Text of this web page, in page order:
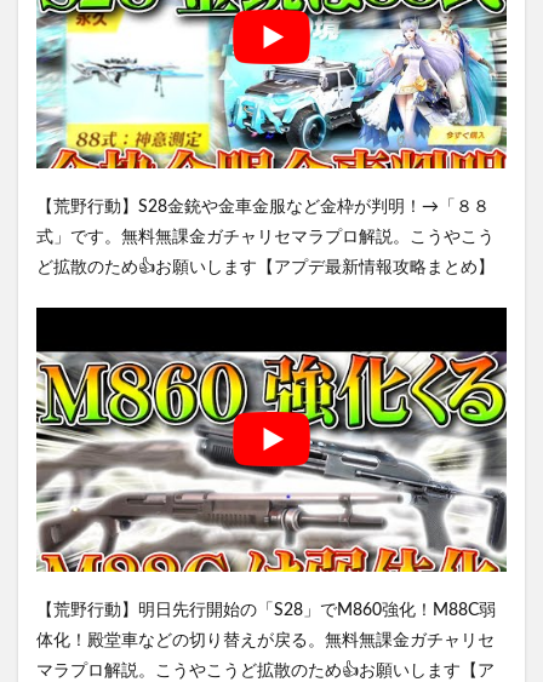
【荒野行動】S28金銃や金車金服など金枠が判明！→「８８
式」です。無料無課金ガチャリセマラプロ解説。こうやこう
ど拡散のため👍お願いします【アプデ最新情報攻略まとめ】
【荒野行動】明日先行開始の「S28」でM860強化！M88C弱
体化！殿堂車などの切り替えが戻る。無料無課金ガチャリセ
マラプロ解説。こうやこうど拡散のため👍お願いします【ア